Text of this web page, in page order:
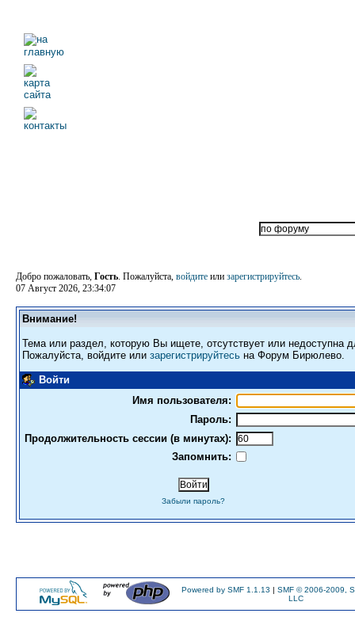
Добро пожаловать, Гость. Пожалуйста, войдите или зарегистрируйтесь.
07 Август 2026, 23:34:07
Внимание!
Тема или раздел, которую Вы ищете, отсутствует или недоступна
Пожалуйста, войдите или зарегистрируйтесь на Форум Бирюлево.
Войти
Имя пользователя:
Пароль:
Продолжительность сессии (в минутах):
Запомнить:
Забыли пароль?
Powered by SMF 1.1.13 | SMF © 2006-2009,
LLC